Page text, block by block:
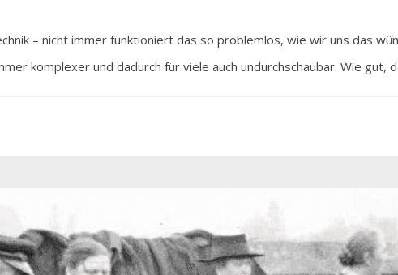
– nicht immer funktioniert das so problemlos, wie wir uns das
komplexer und dadurch für viele auch undurchschaubar. Wie gut,